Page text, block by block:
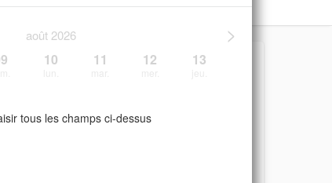
>
août 2026
10 11 12 13
tous les champs ci-dessus